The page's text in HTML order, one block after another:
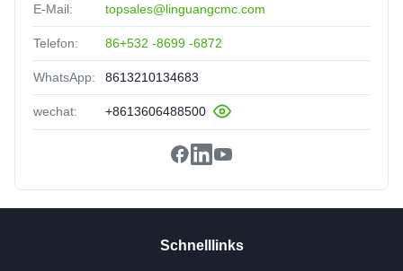
E-Mail: topsales@linguangcmc.com
Telefon: 86+532 -8699 -6872
WhatsApp: 8613210134683
wechat: +8613606488500
Schnelllinks